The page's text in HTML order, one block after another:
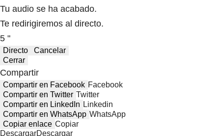
Tu audio se ha acabado.
Te redirigiremos al directo.
5 "
Directo
Cancelar
Cerrar
Compartir
Compartir en Facebook Facebook
Compartir en Twitter Twitter
Compartir en LinkedIn Linkedin
Compartir en WhatsApp WhatsApp
Copiar enlace Copiar
DescargarDescargar